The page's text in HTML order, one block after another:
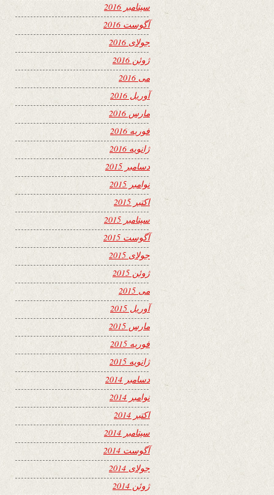
سپتامبر 2016
آگوست 2016
جولای 2016
ژوئن 2016
می 2016
آوریل 2016
مارس 2016
فوریه 2016
ژانویه 2016
دسامبر 2015
نوامبر 2015
اکتبر 2015
سپتامبر 2015
آگوست 2015
جولای 2015
ژوئن 2015
می 2015
آوریل 2015
مارس 2015
فوریه 2015
ژانویه 2015
دسامبر 2014
نوامبر 2014
اکتبر 2014
سپتامبر 2014
آگوست 2014
جولای 2014
ژوئن 2014